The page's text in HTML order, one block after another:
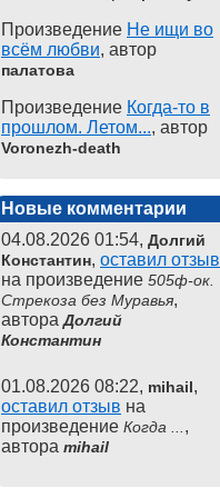
Произведение Не ищи во
всём любви, автор
палатова
Произведение Когда-то в
прошлом. Летом..., автор
Voronezh-death
Новые комментарии
04.08.2026 01:54, Долгий
Константин, оставил отзыв
на произведение 505ф-ок.
Стрекоза без Муравья,
автораДолгий
Константин
01.08.2026 08:22, mihail,
оставил отзыв на
произведение Когда ... ,
автора mihail